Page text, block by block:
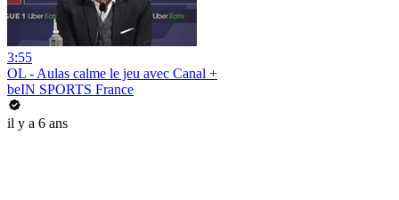
3:55
OL - Aulas calme le jeu avec Canal +
beIN SPORTS France
il y a 6 ans